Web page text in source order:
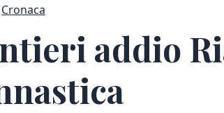
Cronaca
addio